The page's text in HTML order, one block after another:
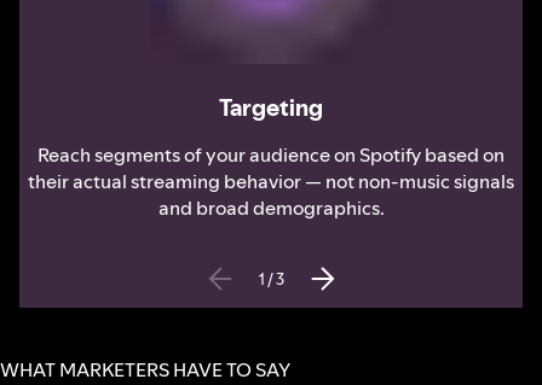
Targeting
Reach segments of your audience on Spotify based on
their actual streaming behavior — not non-music signals
and broad demographics.
1 /3
WHAT MARKETERS HAVE TO SAY